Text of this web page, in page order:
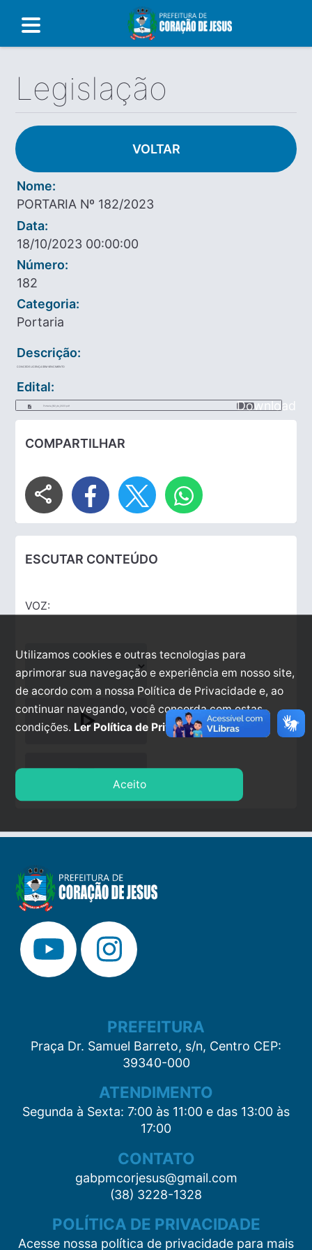
Legislação
VOLTAR
Nome:
PORTARIA Nº 182/2023
Data:
18/10/2023 00:00:00
Número:
182
Categoria:
Portaria
Descrição:
CONCEDE LICENÇA SEM VENCIMENTO
Edital:
Portaria_182_de_2023.pdf Download
COMPARTILHAR
share
ESCUTAR CONTEÚDO
VOZ:
play_arrow
stop
PREFEITURA
Praça Dr. Samuel Barreto, s/n, Centro CEP:
39340-000
ATENDIMENTO
Segunda à Sexta: 7:00 às 11:00 e das 13:00 às
17:00
CONTATO
gabpmcorjesus@gmail.com
(38) 3228-1328
POLÍTICA DE PRIVACIDADE
Acesse nossa política de privacidade para mais
Utilizamos cookies e outras tecnologias para
aprimorar sua navegação e experiência em nosso site,
de acordo com a nossa Política de Privacidade e, ao
continuar navegando, você concorda com estas
condições. Ler Política de Privacidade.
Aceito